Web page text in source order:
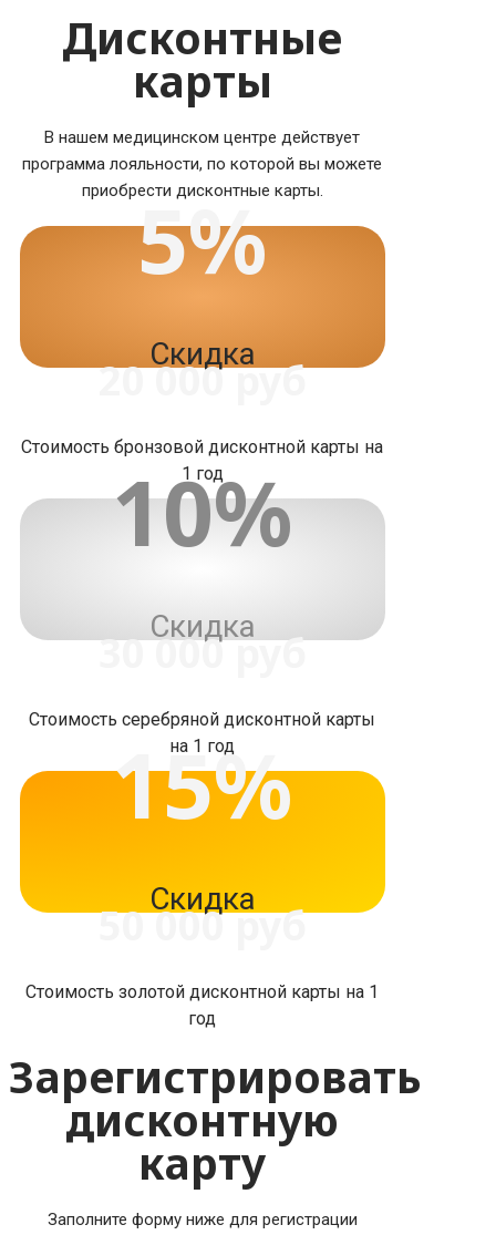
Дисконтные
карты
В нашем медицинском центре действует
программа лояльности, по которой вы можете
приобрести дисконтные карты.
5%
Скидка
20 000 руб
Стоимость бронзовой дисконтной карты на
1 год
10%
Скидка
30 000 руб
Стоимость серебряной дисконтной карты
на 1 год
15%
Скидка
50 000 руб
Стоимость золотой дисконтной карты на 1
год
Зарегистрировать
дисконтную
карту
Заполните форму ниже для регистрации